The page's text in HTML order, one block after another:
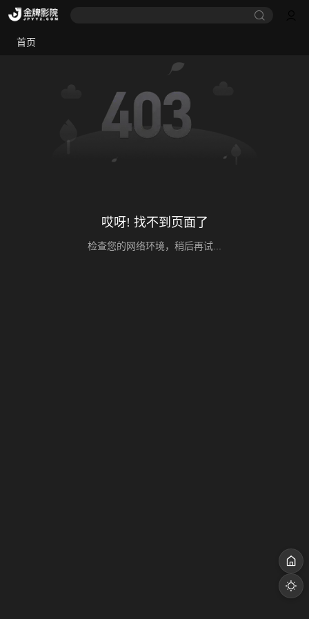
首页
哎呀! 找不到页面了
检查您的网络环境，稍后再试...